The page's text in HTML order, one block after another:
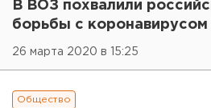
В ВОЗ похвалили
борьбы с коронавирусом
26 марта 2020 в 15:25
Общество